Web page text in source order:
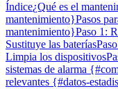
Índice¿Qué es el
mantenimiento}Pasos
mantenimiento}Paso 1:
Sustituye las baterías
Limpia los dispositivos
sistemas de alarma
relevantes {#datos-